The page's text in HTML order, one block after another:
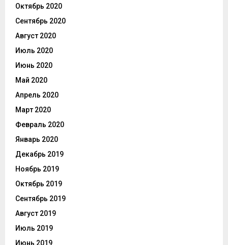
Октябрь 2020
Сентябрь 2020
Август 2020
Июль 2020
Июнь 2020
Май 2020
Апрель 2020
Март 2020
Февраль 2020
Январь 2020
Декабрь 2019
Ноябрь 2019
Октябрь 2019
Сентябрь 2019
Август 2019
Июль 2019
Июнь 2019